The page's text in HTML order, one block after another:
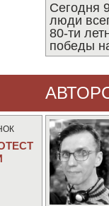
Сегодня
люди
80-ти
победы